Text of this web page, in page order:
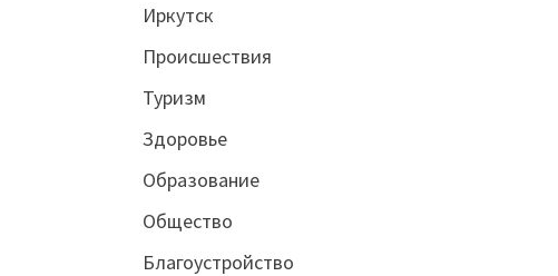
Иркутск
Происшествия
Туризм
Здоровье
Образование
Общество
Благоустройство